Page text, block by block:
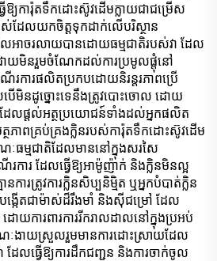
ើឱ្យការ៉ុតទឹកដោះស៊ូវដើមក្លាយជាជម្រើស
ស់ដែលយកចិត្តទុកដាក់លើបរិស្ថាន
ាចរលាយបានដោយធម្មជាតិរបស់វា ដែល
យមិនរួមចំណែកដល់ការប្រមូលផ្តុំនៅ
រការផលិតប្រកបដោយនិរន្តរភាពប្រើ
មិនដូច្នោះទេនឹងត្រូវបោះចោល ដោយ
ត ដែលផ្តល់អត្ថប្រយោជន៍ទាំងដល់អ្នកផលិត
ថភាពគ្រប់គ្រងក្លិនរបស់ការ៉ុតទឹកដោះស៊ូវដើម
ៈធម្មជាតិដែលមាននៅក្នុងសរសៃ
ារ ដែលធ្វើឱ្យអាម៉ូញ៉ាក់ និងក្លិនមិនល្អ
ារត្រូវការក្លិនសិប្បនិម្មិត ឬអ្នកបំបាត់ក្លិន
ង្កើតជាម៉ាស់ដ៏រឹងមាំ និងស៊ីជម្រៅ ដែល
យការពារការរីករាលដាលនៅក្នុងប្រអប់
ៈងាយស្រួលរួមមានការដោះស្រាយដែល
ែលធ្វើឱ្យការដឹកជញ្ជូន និងការចាក់ចូល